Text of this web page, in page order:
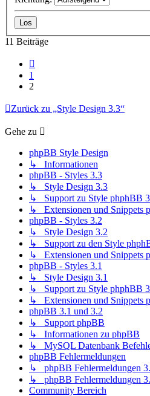
11 Beiträge
1
2
Zurück zu „Style Design 3.3“
Gehe zu
phpBB Style Design
↳ Informationen
phpBB - Styles 3.3
↳ Style Design 3.3
↳ Support zu Style phphBB
↳ Extensionen und Snippets
phpBB - Styles 3.2
↳ Style Design 3.2
↳ Support zu den Style
↳ Extensionen und Snippets
phpBB - Styles 3.1
↳ Style Design 3.1
↳ Support zu Style phphBB
↳ Extensionen und Snippets
phpBB 3.1 und 3.2
↳ Support phpBB
↳ Informationen zu phpBB
↳ MySQL Datenbank
phpBB Fehlermeldungen
↳ phpBB Fehlermeldungen
↳ phpBB Fehlermeldungen
Community Bereich